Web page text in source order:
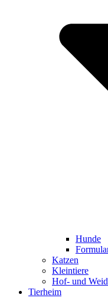
Hunde
Katzen
Kleintiere
Hof- und
Tierheim